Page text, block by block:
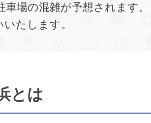
場の混雑が予想されます。
たします。
とは